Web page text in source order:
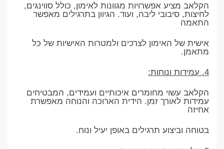
הקלאב מציע אפשרויות מגוונות לאימון, כולל סווינגים,
לחיצות, סיבובי ליבה, ועוד. הגיוון בתרגילים מאפשר
התאמה
אישית של האימון לצרכים ולמטרות האישיות של כל
מתאמן.
4. עמידות ונוחות:
הקלאב עשוי מחומרים איכותיים ועמידים, המבטיחים
עמידות לאורך זמן. הידית הארוכה והנוחה מאפשרת
אחיזה
בטוחה וביצוע תרגילים באופן יעיל ונוח.